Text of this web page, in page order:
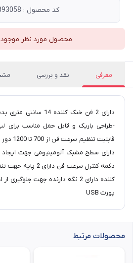
کد محصول : 155893058
محصول مورد نظر موجود
معرفی نقد و بررسی
دارای 2 فن خنک کننده
دارای سطح مشبک آلومینیومی جهت ایجاد
دکمه کنترل سرعت فن
پورت USB
محصولات مرتبط